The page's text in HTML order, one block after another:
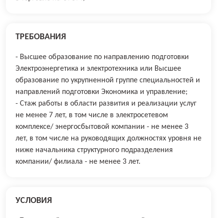
ТРЕБОВАНИЯ
- Высшее образование по направлению подготовки
Электроэнергетика и электротехника или Высшее
образование по укрупненной группе специальностей и
направлений подготовки Экономика и управление;
- Стаж работы в области развития и реализации услуг
не менее 7 лет, в том числе в электросетевом
комплексе/ энергосбытовой компании - не менее 3
лет, в том числе на руководящих должностях уровня не
ниже начальника структурного подразделения
компании/ филиала - не менее 3 лет.
УСЛОВИЯ